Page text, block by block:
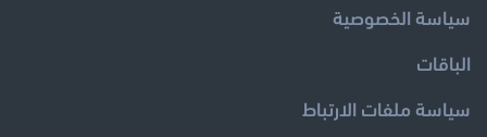
سياسة الخصوصية
الباقات
سياسة ملفات الارتباط